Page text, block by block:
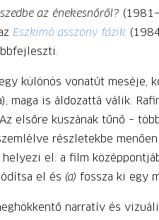
az énekesnőről?
Eszkimó asszony fázik
egy különös vonatút meséje,
maga is áldozattá válik.
elsőre kuszának tűnő –
részletekbe
el: a film
el és (a) fossza ki egy
narratív és